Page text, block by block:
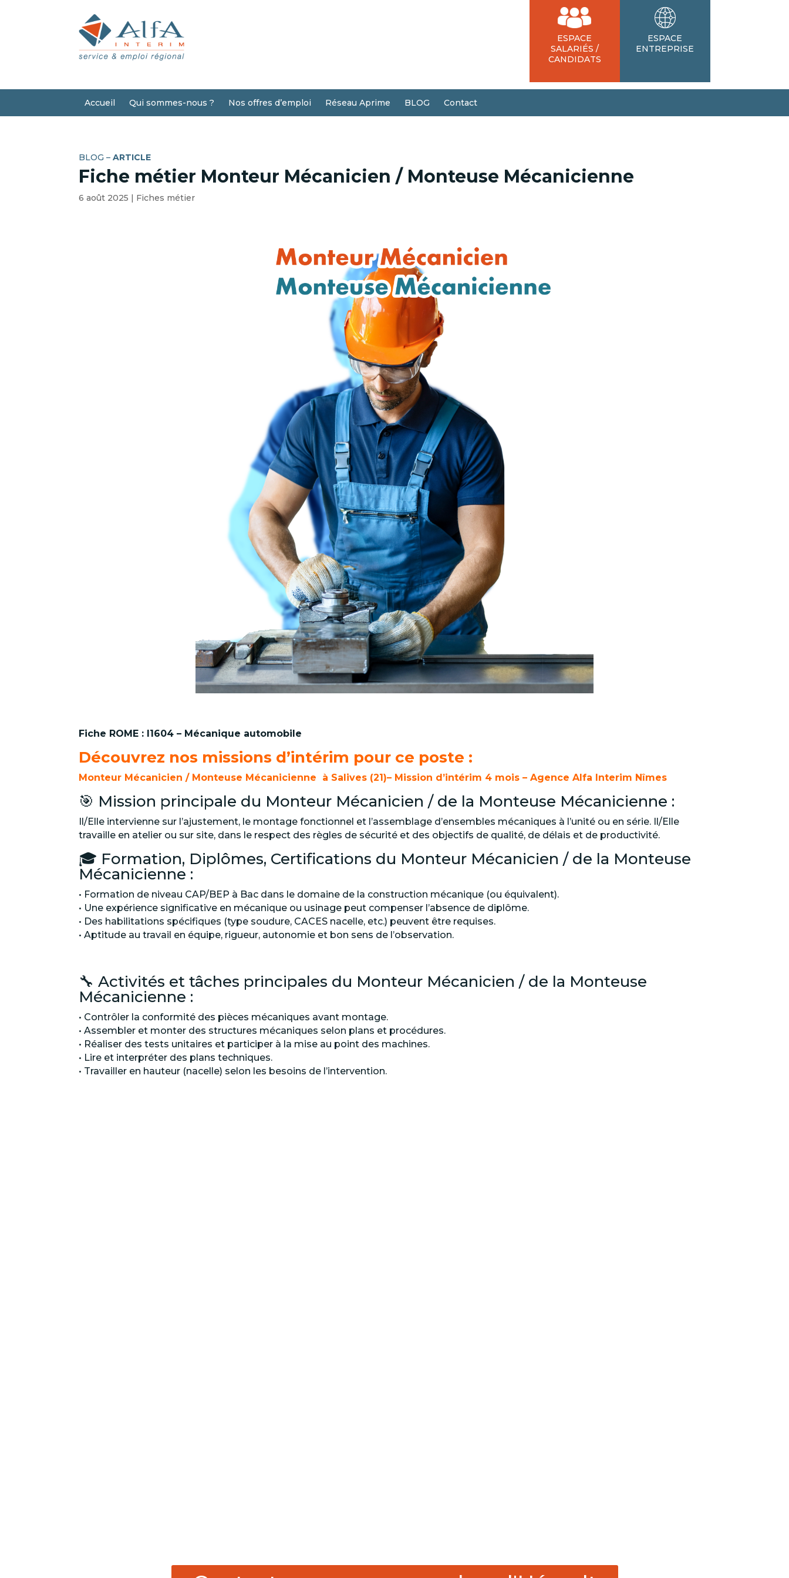
ESPACE
SALARIÉS /
CANDIDATS
ESPACE
ENTREPRISE
Accueil Qui sommes-nous ? Nos offres d’emploi Réseau Aprime BLOG Contact
BLOG –ARTICLE
Fiche métier Monteur Mécanicien / Monteuse Mécanicienne
6 août 2025 | Fiches métier
Fiche ROME : I1604 – Mécanique automobile
Découvrez nos missions d’intérim pour ce poste :
Monteur Mécanicien / Monteuse Mécanicienne à Salives (21)– Mission d’intérim 4 mois – Agence Alfa Interim Nîmes
🎯 Mission principale du Monteur Mécanicien / de la Monteuse Mécanicienne :
Il/Elle intervienne sur l’ajustement, le montage fonctionnel et l’assemblage d’ensembles mécaniques à l’unité ou en série. Il/Elle
travaille en atelier ou sur site, dans le respect des règles de sécurité et des objectifs de qualité, de délais et de productivité.
🎓 Formation, Diplômes, Certifications du Monteur Mécanicien / de la Monteuse
Mécanicienne :
• Formation de niveau CAP/BEP à Bac dans le domaine de la construction mécanique (ou équivalent).
• Une expérience significative en mécanique ou usinage peut compenser l’absence de diplôme.
• Des habilitations spécifiques (type soudure, CACES nacelle, etc.) peuvent être requises.
• Aptitude au travail en équipe, rigueur, autonomie et bon sens de l’observation.
🔧 Activités et tâches principales du Monteur Mécanicien / de la Monteuse
Mécanicienne :
• Contrôler la conformité des pièces mécaniques avant montage.
• Assembler et monter des structures mécaniques selon plans et procédures.
• Réaliser des tests unitaires et participer à la mise au point des machines.
• Lire et interpréter des plans techniques.
• Travailler en hauteur (nacelle) selon les besoins de l’intervention.